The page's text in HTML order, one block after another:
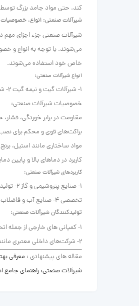
کند. حتی مواد جامد بزرگ
شیرآلات صنعتی: انواع، خصوصیات
شیرآلات صنعتی جزء اجزای مهم
می‌شوند. با توجه به انواع و
خاص خود استفاده می‌شوند.
انواع شیرآلات صنعتی:
1- شیرآلات گیت و نیمه گیت 2- شیرآلات کف 3- شیرآلات کنترلی 4- شیرآلات صنعتی بالشتکی 5- شیرآلات فشار متوسط
خصوصیات شیرآلات صنعتی:
مقاومت در برابر خوردگی،
براکت‌های قوی و محکم برای
مواد ساختاری مانند استیل،
کاربرد در دماهای بالا و پایین
کاربردهای شیرآلات صنعتی:
تخصصی 4- صنایع آب و فاضلاب و دفاعی 5- دیگ ها و فرناک های بخار و گاز
تولیدکنندگان شیرآلات صنعتی:
1- کمپانی های خارجی از جمله اتحادیه اروپا که در زمینه تولید شیرآلات صنعتی فعالیت میکنند.
2- شرکت‌های داخلی معتبری مانند شایگان شیر، شیرپلاست، فولاد قزوین و شیرپویا
مقاله های پیشنهادی : معرفی
شیرآلات صنعتی: راهنمای جامع